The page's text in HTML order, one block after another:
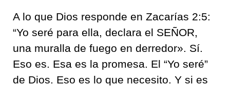
A lo que Dios responde en Zacarías 2:5:
“Yo seré para ella, declara el SEÑOR,
una muralla de fuego en derredor». Sí.
Eso es. Esa es la promesa. El “Yo seré”
de Dios. Eso es lo que necesito. Y si es